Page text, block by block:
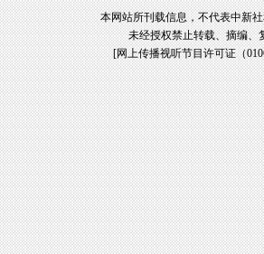
本网站所刊载信息，不代表中新
未经授权禁止转载、摘编、
[网上传播视听节目许可证（